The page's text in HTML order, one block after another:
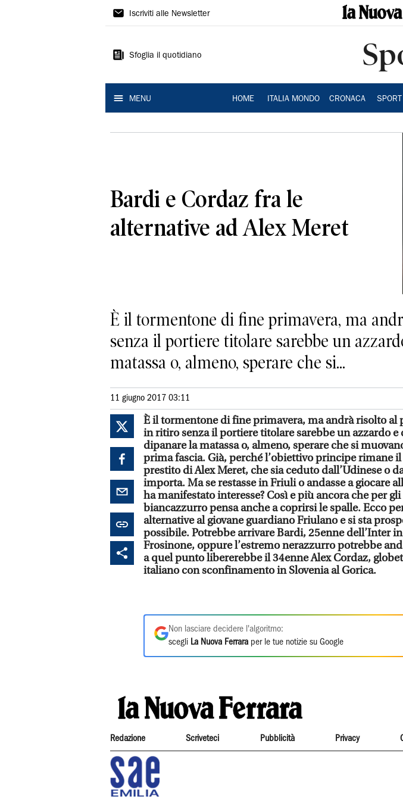
La
Ferrara
Iscriviti alle Newsletter
Sfoglia il quotidiano
MENU HOME ITALIA MONDO CRONACA SPORT
Bardi e Cordaz fra le
alternative ad Alex Meret
È il tormentone di fine primavera, ma
senza il portiere titolare sarebbe un
matassa o, almeno, sperare che si...
11 giugno 2017 03:11
È il tormentone di fine primavera, ma andrà risolto al
in ritiro senza il portiere titolare sarebbe un azzardo e
dipanare la matassa o, almeno, sperare che si
prima fascia. Già, perché l’obiettivo principe rimane
prestito di Alex Meret, che sia ceduto dall’Udinese o
importa. Ma se restasse in Friuli o andasse a giocare
ha manifestato interesse? Così e più ancora che per
biancazzurro pensa anche a coprirsi le spalle. Ecco
alternative al giovane guardiano Friulano e si sta
possibile. Potrebbe arrivare Bardi, 25enne dell’Inter
Frosinone, oppure l’estremo nerazzurro potrebbe
a quel punto libererebbe il 34enne Alex Cordaz,
italiano con sconfinamento in Slovenia al Gorica.
Non lasciare decidere l'algoritmo:
scegli La Nuova Ferrara per le tue notizie su Google
Redazione Scriveteci Pubblicità Privacy